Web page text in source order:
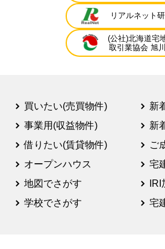
リアルネット
(公社)北海道宅
取引業協会 旭
買いたい(売買物件)
事業用(収益物件)
借りたい(賃貸物件)
オープンハウス
地図でさがす
学校でさがす
新
新
ご
宅
宅